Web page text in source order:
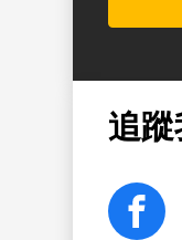
追蹤
facebook